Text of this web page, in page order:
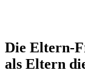
Die Eltern-
als Eltern